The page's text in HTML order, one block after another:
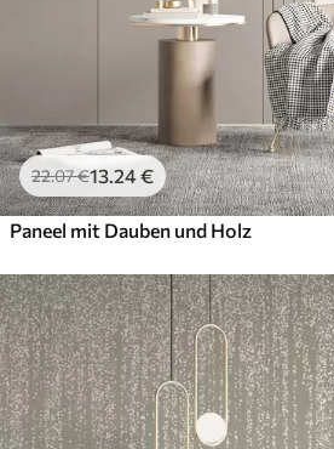
22.07€13 .24€
Paneel mit Dauben und Holz